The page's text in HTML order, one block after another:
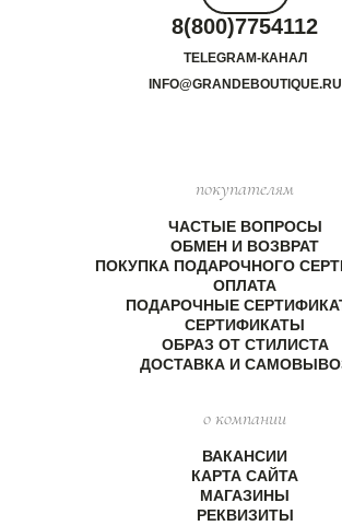
8(800)7754112
TELEGRAM-КАНАЛ
INFO@GRANDEBOUTIQUE.RU
покупателям
ЧАСТЫЕ ВОПРОСЫ
ОБМЕН И ВОЗВРАТ
ПОКУПКА ПОДАРОЧНОГО
ОПЛАТА
ПОДАРОЧНЫЕ
СЕРТИФИКАТЫ
ОБРАЗ ОТ СТИЛИСТА
ДОСТАВКА И
о компании
ВАКАНСИИ
КАРТА САЙТА
МАГАЗИНЫ
РЕКВИЗИТЫ